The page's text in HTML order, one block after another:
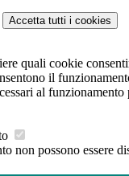
Accetta tutti i cookies
quali cookie
il
al funzionamento
non possono essere